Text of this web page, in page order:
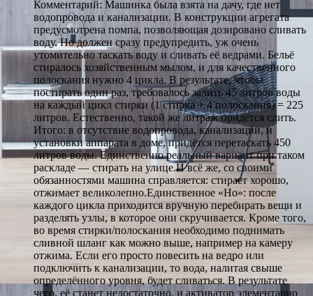
Комментарий: Машинка была взята на дачу, где нет
водопровода и канализации. В конструкции агрегата
предусмотрена помпа, позволяющая дозировано сливать
воду. Но должен сразу предупредить, уж очень
утомительно таскать воду и сливать её ведрами. Бельё
стиралось хозяйственным мылом, и для качественного
полоскания нужно 4 цикла. В результате, чтобы
постирать один раз, требовалось залить 45 литров воды
на каждый цикл стирки (1 стирка + 4 полоскания) = 225
литров. Естественно, такой же литраж придётся слить.
Итого: в отсутствие водопровода, канализации, и
установки аппарата в доме, придётся перетаскать 450
литров воды. Единственно реальный вариант при таком
раскладе — стирать на улице.И всё же, со своими
обязанностями машина справляется: стирает хорошо,
отжимает великолепно.Единственное «Но»: после
каждого цикла приходится вручную перебирать вещи и
разделять узлы, в которое они скручивается. Кроме того,
во время стирки/полоскания необходимо поднимать
сливной шланг как можно выше, например на камеру
отжима. Если его просто повесить на ведро или
подключить к канализации, то вода, налитая свыше
определённого уровня, будет сливаться. В результате
чего, её станет недостаточно, и активатор элементарно